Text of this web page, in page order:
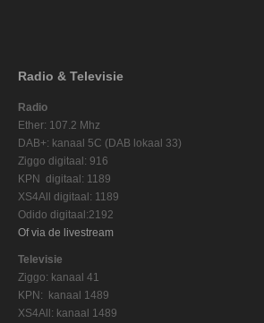
Radio & Televisie
Radio
Ether: 107.2 Mhz
DAB+: kanaal 5C (DAB lokaal 33)
Ziggo digitaal: 916
KPN digitaal: 1189
XS4All digitaal: 1189
Odido digitaal:2192
Of via de livestream
Televisie
Ziggo: kanaal 41
KPN: kanaal 1489
XS4All: kanaal 1489